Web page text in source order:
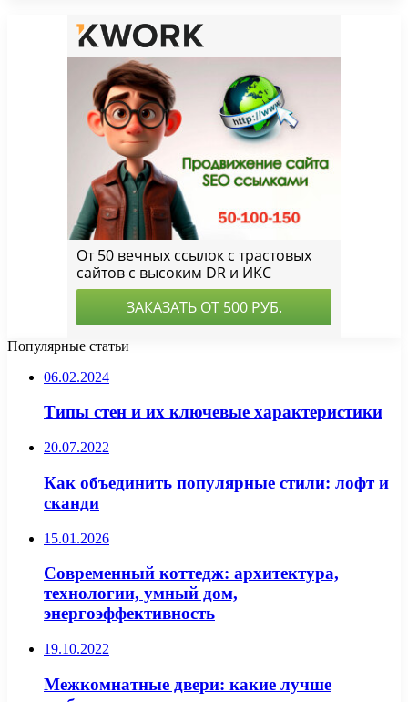
Популярные статьи
06.02.2024
Типы стен и их ключевые характеристики
20.07.2022
Как объединить популярные стили: лофт и
сканди
15.01.2026
Современный коттедж: архитектура,
технологии, умный дом,
энергоэффективность
19.10.2022
Межкомнатные двери: какие лучше